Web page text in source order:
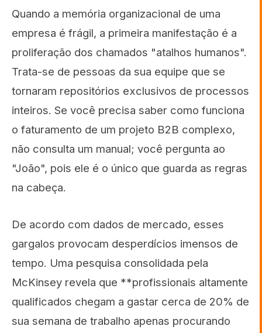
Quando a memória organizacional de uma
empresa é frágil, a primeira manifestação é a
proliferação dos chamados "atalhos humanos".
Trata-se de pessoas da sua equipe que se
tornaram repositórios exclusivos de processos
inteiros. Se você precisa saber como funciona
o faturamento de um projeto B2B complexo,
não consulta um manual; você pergunta ao
"João", pois ele é o único que guarda as regras
na cabeça.
De acordo com dados de mercado, esses
gargalos provocam desperdícios imensos de
tempo. Uma pesquisa consolidada pela
McKinsey revela que **profissionais altamente
qualificados chegam a gastar cerca de 20% de
sua semana de trabalho apenas procurando